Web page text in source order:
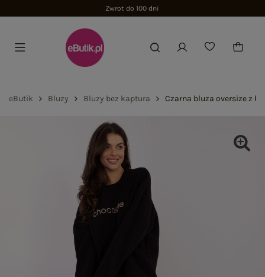
Zwrot do 100 dni
eButik Bluzy Bluzy bez kaptura Czarna bluza oversize z